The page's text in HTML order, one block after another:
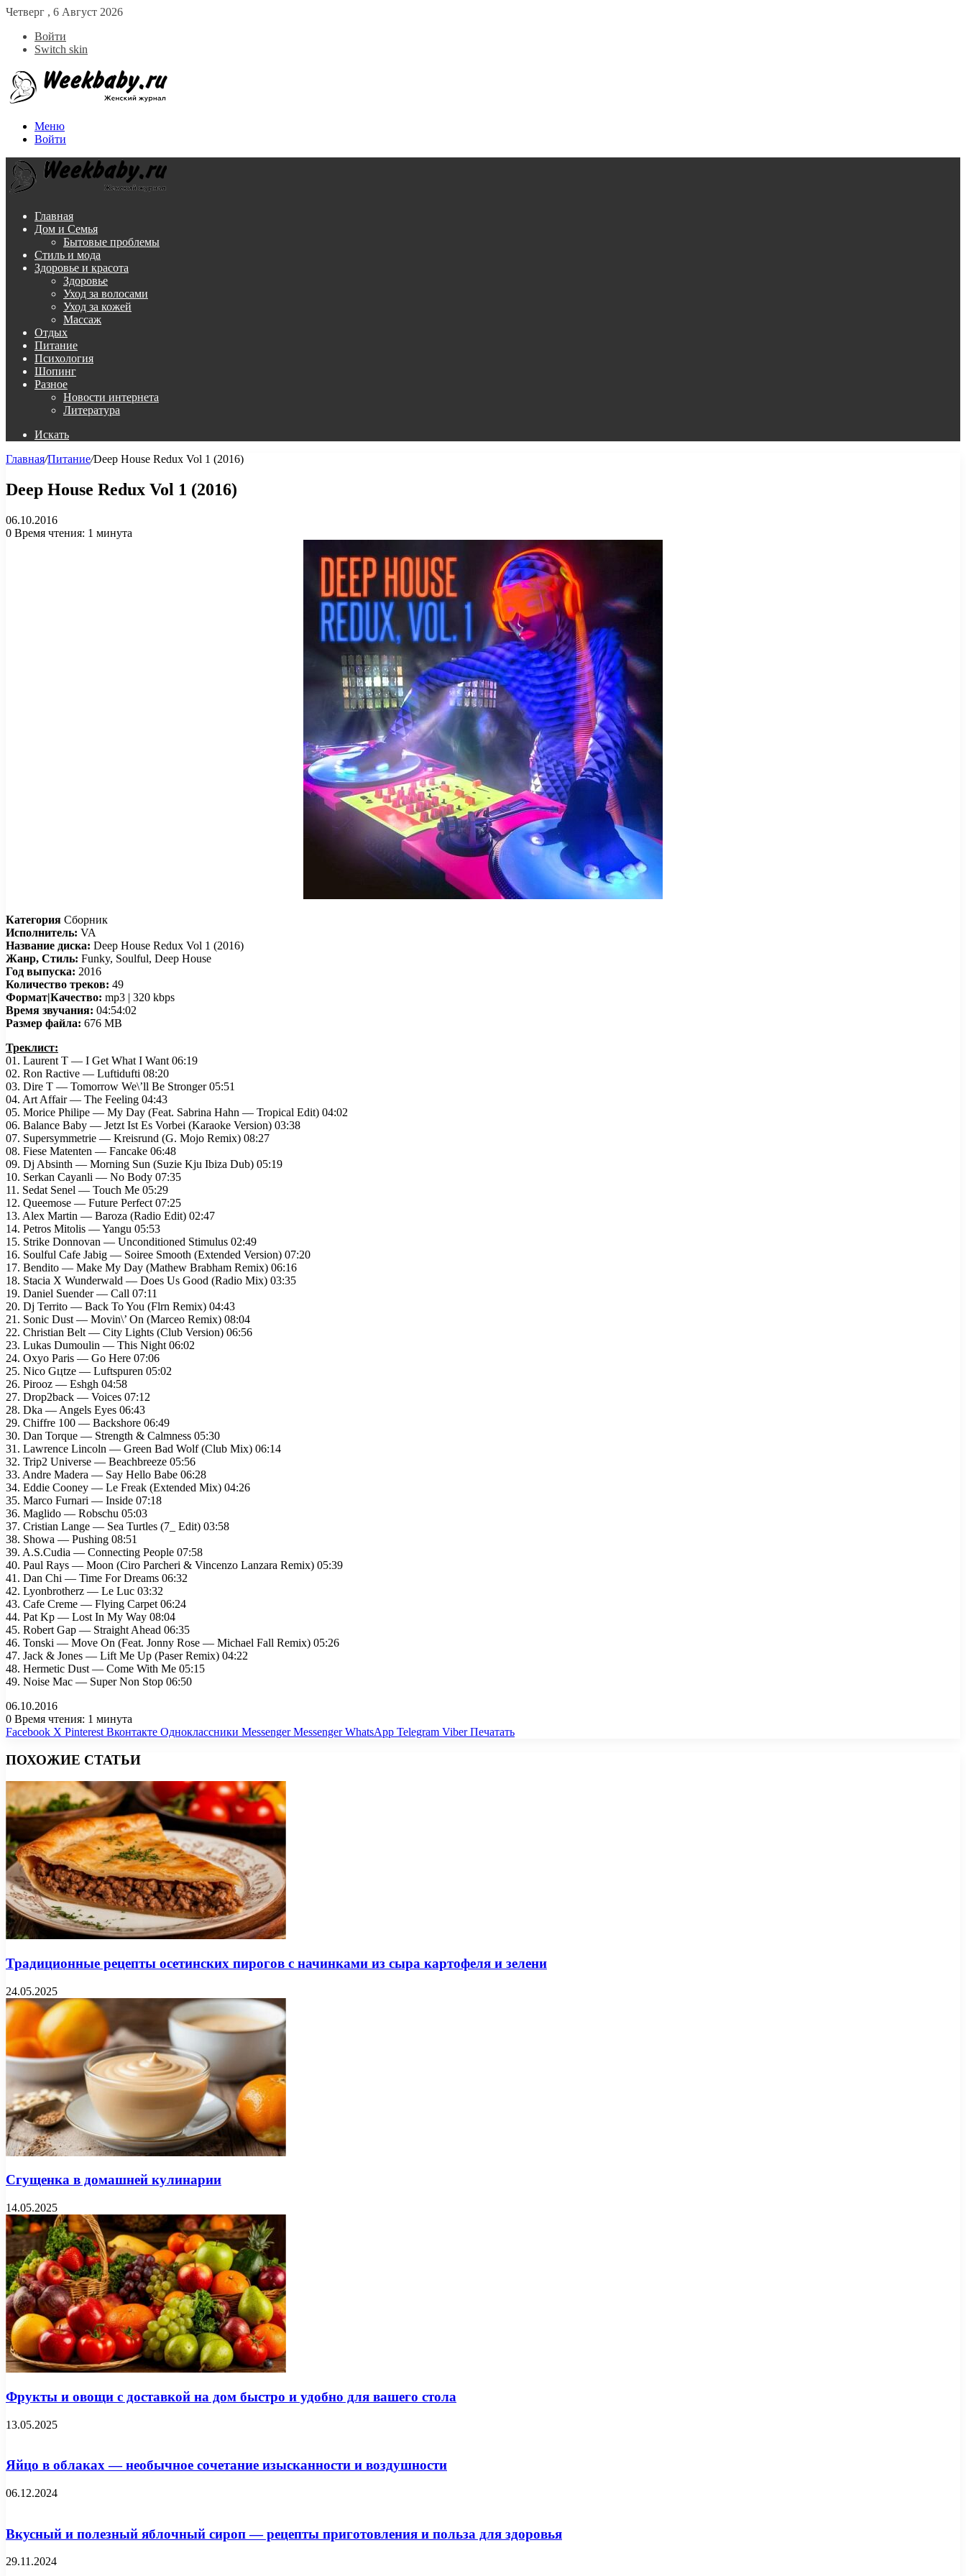
Четверг , 6 Август 2026
Войти
Switch skin
Меню
Войти
Главная
Дом и Семья
Бытовые проблемы
Стиль и мода
Здоровье и красота
Здоровье
Уход за волосами
Уход за кожей
Массаж
Отдых
Питание
Психология
Шопинг
Разное
Новости интернета
Литература
Искать
Главная/Питание/Deep House Redux Vol 1 (2016)
Deep House Redux Vol 1 (2016)
06.10.2016
0 Время чтения: 1 минута
Категория Сборник
Исполнитель: VA
Название диска: Deep House Redux Vol 1 (2016)
Жанр, Стиль: Funky, Soulful, Deep House
Год выпуска: 2016
Количество треков: 49
Формат|Качество: mp3 | 320 kbps
Время звучания: 04:54:02
Размер файла: 676 MB
Треклист:
01. Laurent T — I Get What I Want 06:19
02. Ron Ractive — Luftidufti 08:20
03. Dire T — Tomorrow We\’ll Be Stronger 05:51
04. Art Affair — The Feeling 04:43
05. Morice Philipe — My Day (Feat. Sabrina Hahn — Tropical Edit) 04:02
06. Balance Baby — Jetzt Ist Es Vorbei (Karaoke Version) 03:38
07. Supersymmetrie — Kreisrund (G. Mojo Remix) 08:27
08. Fiese Matenten — Fancake 06:48
09. Dj Absinth — Morning Sun (Suzie Kju Ibiza Dub) 05:19
10. Serkan Cayanli — No Body 07:35
11. Sedat Senel — Touch Me 05:29
12. Queemose — Future Perfect 07:25
13. Alex Martin — Baroza (Radio Edit) 02:47
14. Petros Mitolis — Yangu 05:53
15. Strike Donnovan — Unconditioned Stimulus 02:49
16. Soulful Cafe Jabig — Soiree Smooth (Extended Version) 07:20
17. Bendito — Make My Day (Mathew Brabham Remix) 06:16
18. Stacia X Wunderwald — Does Us Good (Radio Mix) 03:35
19. Daniel Suender — Call 07:11
20. Dj Territo — Back To You (Flrn Remix) 04:43
21. Sonic Dust — Movin\’ On (Marceo Remix) 08:04
22. Christian Belt — City Lights (Club Version) 06:56
23. Lukas Dumoulin — This Night 06:02
24. Oxyo Paris — Go Here 07:06
25. Nico Gцtze — Luftspuren 05:02
26. Pirooz — Eshgh 04:58
27. Drop2back — Voices 07:12
28. Dka — Angels Eyes 06:43
29. Chiffre 100 — Backshore 06:49
30. Dan Torque — Strength & Calmness 05:30
31. Lawrence Lincoln — Green Bad Wolf (Club Mix) 06:14
32. Trip2 Universe — Beachbreeze 05:56
33. Andre Madera — Say Hello Babe 06:28
34. Eddie Cooney — Le Freak (Extended Mix) 04:26
35. Marco Furnari — Inside 07:18
36. Maglido — Robschu 05:03
37. Cristian Lange — Sea Turtles (7_ Edit) 03:58
38. Showa — Pushing 08:51
39. A.S.Cudia — Connecting People 07:58
40. Paul Rays — Moon (Ciro Parcheri & Vincenzo Lanzara Remix) 05:39
41. Dan Chi — Time For Dreams 06:32
42. Lyonbrotherz — Le Luc 03:32
43. Cafe Creme — Flying Carpet 06:24
44. Pat Kp — Lost In My Way 08:04
45. Robert Gap — Straight Ahead 06:35
46. Tonski — Move On (Feat. Jonny Rose — Michael Fall Remix) 05:26
47. Jack & Jones — Lift Me Up (Paser Remix) 04:22
48. Hermetic Dust — Come With Me 05:15
49. Noise Mac — Super Non Stop 06:50
06.10.2016
0 Время чтения: 1 минута
Facebook X Pinterest Вконтакте Одноклассники Messenger Messenger WhatsApp Telegram Viber Печатать
ПОХОЖИЕ СТАТЬИ
Традиционные рецепты осетинских пирогов с начинками из сыра картофеля и зелени
24.05.2025
Сгущенка в домашней кулинарии
14.05.2025
Фрукты и овощи с доставкой на дом быстро и удобно для вашего стола
13.05.2025
Яйцо в облаках — необычное сочетание изысканности и воздушности
06.12.2024
Вкусный и полезный яблочный сироп — рецепты приготовления и польза для здоровья
29.11.2024